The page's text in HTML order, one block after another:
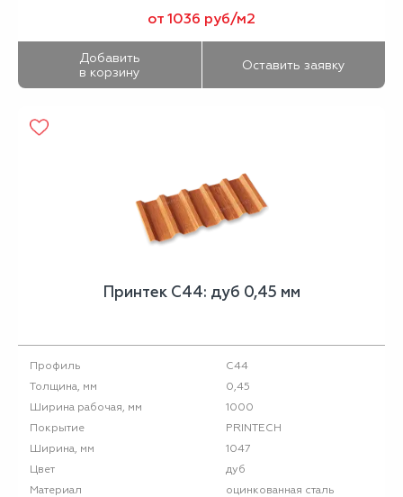
от 1036 руб/м2
Добавить
в корзину
Оставить заявку
Принтек С44: дуб 0,45 мм
Профиль
С44
Толщина, мм
0,45
Ширина рабочая, мм
1000
Покрытие
PRINTECH
Ширина, мм
1047
Цвет
дуб
Материал
оцинкованная сталь